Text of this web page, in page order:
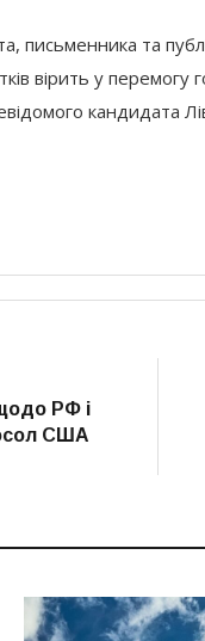
письменника та
вірить у перемогу
кандидата
РФ і
США